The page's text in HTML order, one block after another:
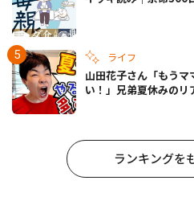
ライフ
山田花子さん「もう
い！」兄弟夏休みの
ランキングを